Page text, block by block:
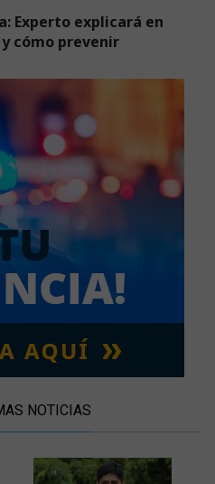
Experto explicará en
cómo prevenir
NOTICIAS